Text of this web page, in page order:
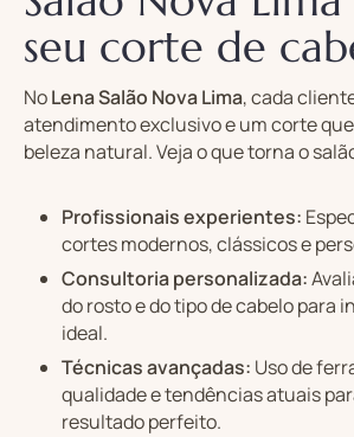
seu corte de
NoLena Salão Nova Lima, cada
atendimento exclusivo e um corte
beleza natural. Veja o que torna o
Profissionais experientes:
cortes modernos, clássicos e
Consultoria personalizada:
do rosto e do tipo de cabelo para
ideal.
Técnicas avançadas: Uso de
qualidade e tendências atuais
resultado perfeito.